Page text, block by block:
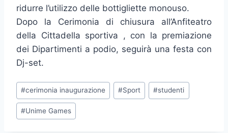
ridurre l’utilizzo delle bottigliette monouso.
Dopo la Cerimonia di chiusura all’Anfiteatro
della Cittadella sportiva , con la premiazione
dei Dipartimenti a podio, seguirà una festa con
Dj-set.
Tag
articolo:
#cerimonia inaugurazione #Sport #studenti
#Unime Games